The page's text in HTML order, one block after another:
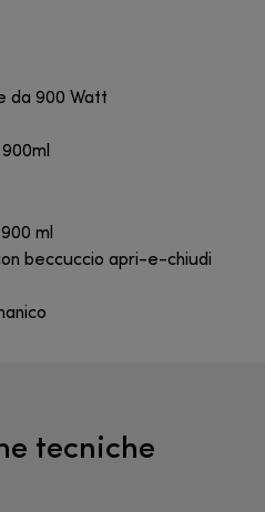
da 900 Watt
ml
beccuccio apri-e-chiudi
tecniche